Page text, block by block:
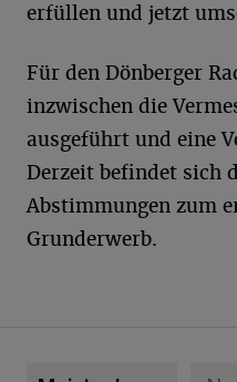
erfüllen und jetzt
Für den Dönberger
inzwischen die
ausgeführt und eine
Derzeit befindet sich
Abstimmungen zum
Grunderwerb.